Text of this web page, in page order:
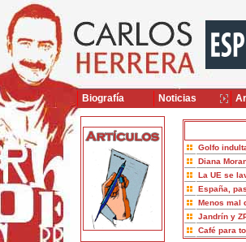
Golfo
Diana
La UE se
España,
Menos mal
Jandrín y
Café para
Biografía Noticias